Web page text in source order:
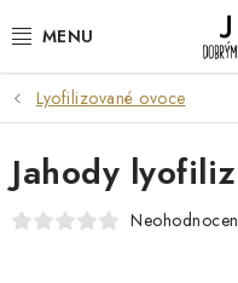
na
DÁRKOVÉ SADY
TRVANLIVÉ
DROGERIE A KOSMETIKA
Lyofilizované ovoce
Jahody